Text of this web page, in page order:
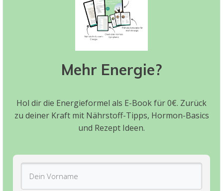
Mehr Energie?
Hol dir die Energieformel als E-Book für 0€. Zurück
zu deiner Kraft mit Nährstoff-Tipps, Hormon-Basics
und Rezept Ideen.